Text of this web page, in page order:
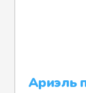
Ариэль